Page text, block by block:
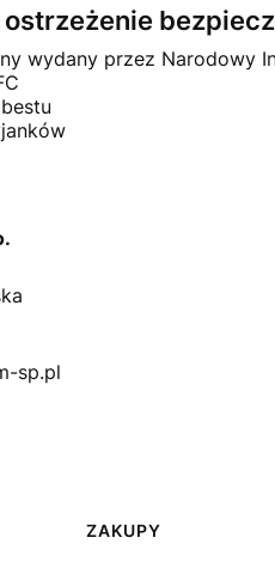
wydany przez Narodowy
sp.pl
ZAKUPY